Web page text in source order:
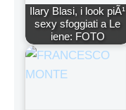
Ilary Blasi, i look piÃ¹
sexy sfoggiati a Le
iene: FOTO